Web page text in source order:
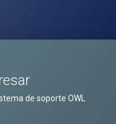
de soporte OWL